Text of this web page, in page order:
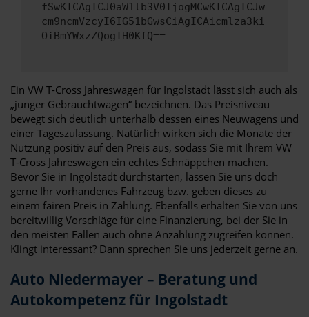
fSwKICAgICJ0aW1lb3V0IjogMCwKICAgICJw
cm9ncmVzcyI6IG51bGwsCiAgICAicmlza3ki
OiBmYWxzZQogIH0KfQ==
Ein VW T-Cross Jahreswagen für Ingolstadt lässt sich auch als
„junger Gebrauchtwagen“ bezeichnen. Das Preisniveau
bewegt sich deutlich unterhalb dessen eines Neuwagens und
einer Tageszulassung. Natürlich wirken sich die Monate der
Nutzung positiv auf den Preis aus, sodass Sie mit Ihrem VW
T-Cross Jahreswagen ein echtes Schnäppchen machen.
Bevor Sie in Ingolstadt durchstarten, lassen Sie uns doch
gerne Ihr vorhandenes Fahrzeug bzw. geben dieses zu
einem fairen Preis in Zahlung. Ebenfalls erhalten Sie von uns
bereitwillig Vorschläge für eine Finanzierung, bei der Sie in
den meisten Fällen auch ohne Anzahlung zugreifen können.
Klingt interessant? Dann sprechen Sie uns jederzeit gerne an.
Auto Niedermayer – Beratung und
Autokompetenz für Ingolstadt